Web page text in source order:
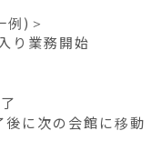
例)＞
り業務開始
に次の会館に移動